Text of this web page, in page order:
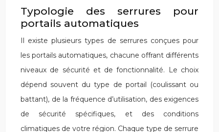
Typologie des serrures pour
portails automatiques
Il existe plusieurs types de serrures conçues pour
les portails automatiques, chacune offrant différents
niveaux de sécurité et de fonctionnalité. Le choix
dépend souvent du type de portail (coulissant ou
battant), de la fréquence d’utilisation, des exigences
de sécurité spécifiques, et des conditions
climatiques de votre région. Chaque type de serrure